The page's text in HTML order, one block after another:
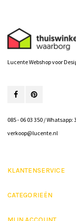
Lucente Webshop voor
085 - 06 03 350 / Whatsapp:
verkoop@lucente.nl
KLANTENSERVICE
CATEGORIEËN